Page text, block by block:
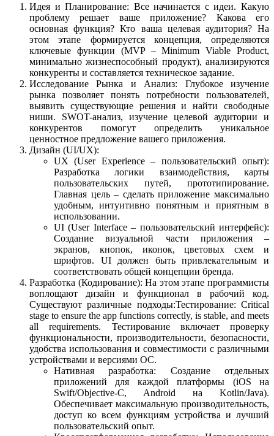
Идея и Планирование: Все начинается с идеи. Какую
проблему решает ваше приложение? Какова его
основная функция? Кто ваша целевая аудитория? На
этом этапе формируется концепция, определяются
ключевые функции (MVP – Minimum Viable Product,
минимально жизнеспособный продукт), анализируются
конкуренты и составляется техническое задание.
Исследование Рынка и Анализ: Глубокое изучение
рынка позволяет понять потребности пользователей,
выявить существующие решения и найти свободные
ниши. SWOT-анализ, изучение целевой аудитории и
конкурентов помогут определить уникальное
ценностное предложение вашего приложения.
Дизайн (UI/UX):
UX (User Experience – пользовательский опыт):
Разработка логики взаимодействия, карты
пользовательских путей, прототипирование.
Главная цель – сделать приложение максимально
удобным, интуитивно понятным и приятным в
использовании.
UI (User Interface – пользовательский интерфейс):
Создание визуальной части приложения –
экранов, кнопок, иконок, цветовых схем и
шрифтов. UI должен быть привлекательным и
соответствовать общей концепции бренда.
Разработка (Кодирование): На этом этапе программисты
воплощают дизайн и функционал в рабочий код.
Существуют различные подходы:Тестирование: Critical
stage to ensure the app functions correctly, is stable, and meets
all requirements. Тестирование включает проверку
функциональности, производительности, безопасности,
удобства использования и совместимости с различными
устройствами и версиями ОС.
Нативная разработка: Создание отдельных
приложений для каждой платформы (iOS на
Swift/Objective-C, Android на Kotlin/Java).
Обеспечивает максимальную производительность,
доступ ко всем функциям устройства и лучший
пользовательский опыт.